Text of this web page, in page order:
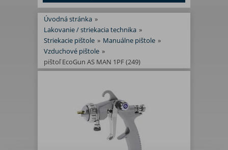
Úvodná stránka »
Lakovanie / striekacia technika »
Striekacie pištole » Manuálne pištole »
Vzduchové pištole »
pištoľ EcoGun AS MAN 1PF (249)